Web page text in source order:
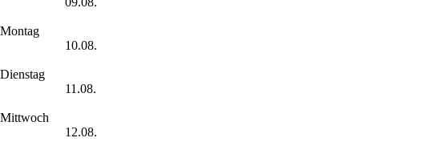
Montag
10.08.
Dienstag
11.08.
Mittwoch
12.08.